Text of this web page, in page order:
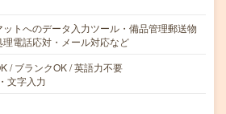
トへのデータ入力ツール・備品管理郵送物
電話応対・メール対応など
/ ブランクOK / 英語力不要
文字入力